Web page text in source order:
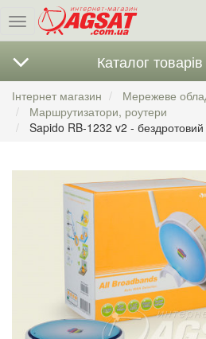
Меню
Каталог товарів
Інтернет магазин
Мережеве
Маршрутизатори, роутери
Sapido RB-1232 v2 -